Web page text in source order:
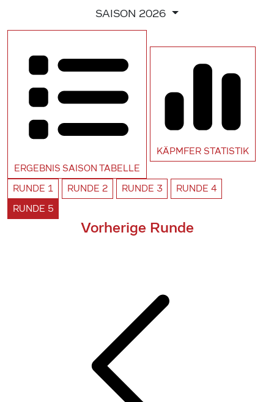
SAISON 2026
ERGEBNIS SAISON TABELLE
KÄPMFER STATISTIK
RUNDE 1 RUNDE 2 RUNDE 3 RUNDE 4
RUNDE 5
Vorherige Runde